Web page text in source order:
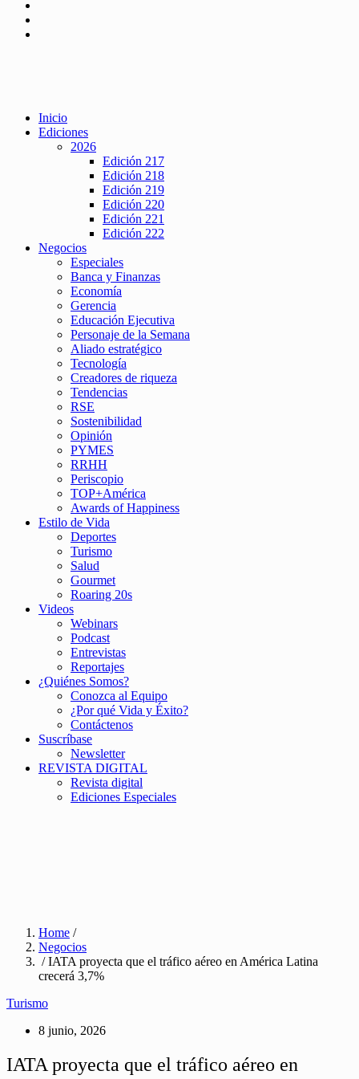
Inicio
Ediciones
2026
Edición 217
Edición 218
Edición 219
Edición 220
Edición 221
Edición 222
Negocios
Especiales
Banca y Finanzas
Economía
Gerencia
Educación Ejecutiva
Personaje de la Semana
Aliado estratégico
Tecnología
Creadores de riqueza
Tendencias
RSE
Sostenibilidad
Opinión
PYMES
RRHH
Periscopio
TOP+América
Awards of Happiness
Estilo de Vida
Deportes
Turismo
Salud
Gourmet
Roaring 20s
Videos
Webinars
Podcast
Entrevistas
Reportajes
¿Quiénes Somos?
Conozca al Equipo
¿Por qué Vida y Éxito?
Contáctenos
Suscríbase
Newsletter
REVISTA DIGITAL
Revista digital
Ediciones Especiales
Home /
Negocios
/ IATA proyecta que el tráfico aéreo en América Latina
crecerá 3,7%
Turismo
8 junio, 2026
IATA proyecta que el tráfico aéreo en